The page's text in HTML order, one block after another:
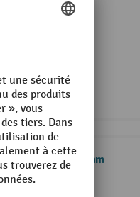
1 345 x 520 mm